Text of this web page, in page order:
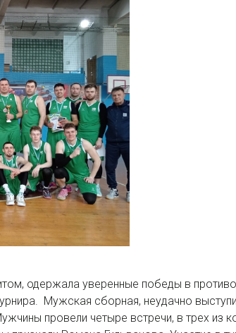
одержала уверенные победы в
Мужская сборная, неудачно
провели четыре встречи, в трех из